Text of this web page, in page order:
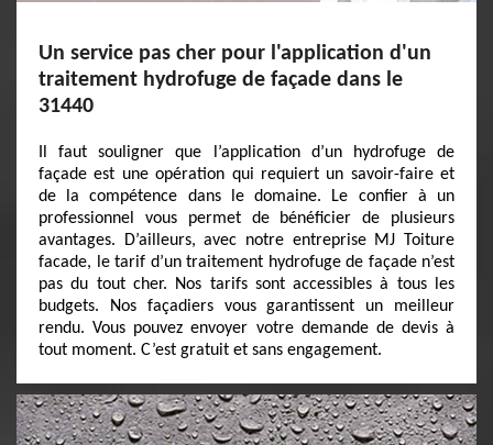
Un service pas cher pour l'application d'un
traitement hydrofuge de façade dans le
31440
Il faut souligner que l’application d’un hydrofuge de
façade est une opération qui requiert un savoir-faire et
de la compétence dans le domaine. Le confier à un
professionnel vous permet de bénéficier de plusieurs
avantages. D’ailleurs, avec notre entreprise MJ Toiture
facade, le tarif d’un traitement hydrofuge de façade n’est
pas du tout cher. Nos tarifs sont accessibles à tous les
budgets. Nos façadiers vous garantissent un meilleur
rendu. Vous pouvez envoyer votre demande de devis à
tout moment. C’est gratuit et sans engagement.